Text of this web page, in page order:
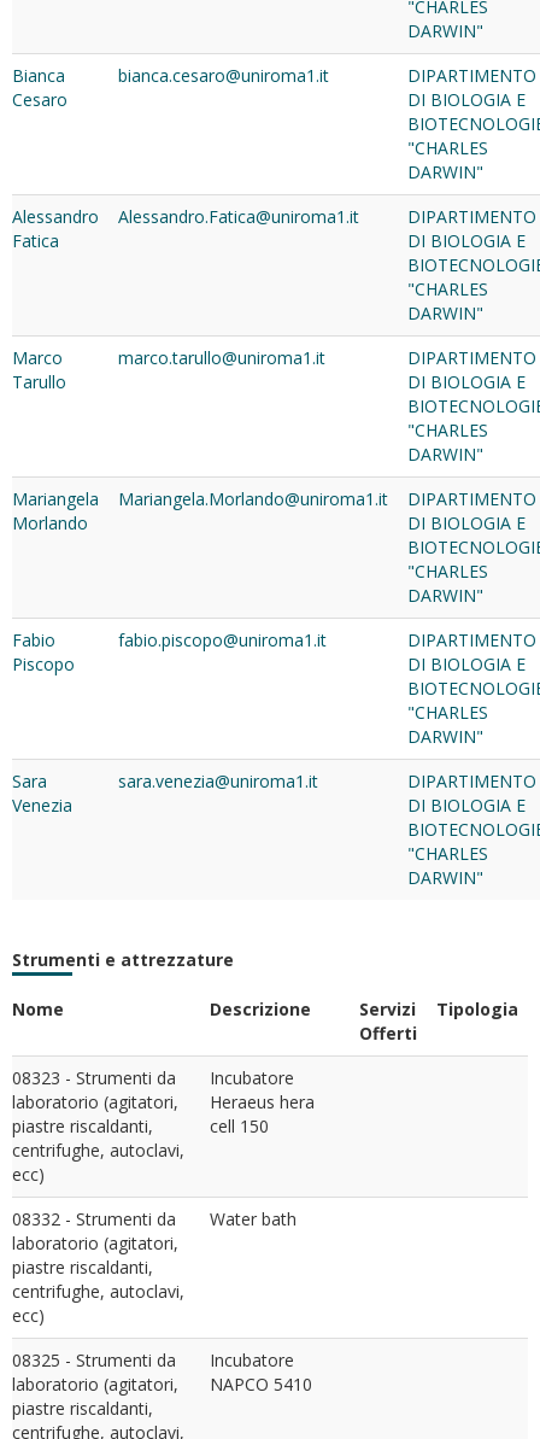
"CHARLES
DARWIN"
Bianca
Cesaro
bianca.cesaro@uniroma1.it
DIPARTIMENTO
DI BIOLOGIA E
"CHARLES
DARWIN"
Alessandro
Fatica
Alessandro.Fatica@uniroma1.it
DIPARTIMENTO
DI BIOLOGIA E
"CHARLES
DARWIN"
Marco
Tarullo
marco.tarullo@uniroma1.it
DIPARTIMENTO
DI BIOLOGIA E
"CHARLES
DARWIN"
Mariangela
Morlando
Mariangela.Morlando@uniroma1.it
DIPARTIMENTO
DI BIOLOGIA E
"CHARLES
DARWIN"
Fabio
Piscopo
fabio.piscopo@uniroma1.it
DIPARTIMENTO
DI BIOLOGIA E
"CHARLES
DARWIN"
Sara
Venezia
sara.venezia@uniroma1.it
DIPARTIMENTO
DI BIOLOGIA E
"CHARLES
DARWIN"
Strumenti e attrezzature
Nome Descrizione
Servizi
Offerti
Tipologia
08323 - Strumenti da
laboratorio (agitatori,
piastre riscaldanti,
centrifughe, autoclavi,
ecc)
Incubatore
Heraeus hera
cell 150
08332 - Strumenti da
laboratorio (agitatori,
piastre riscaldanti,
centrifughe, autoclavi,
ecc)
Water bath
08325 - Strumenti da
laboratorio (agitatori,
piastre riscaldanti,
centrifughe, autoclavi,
Incubatore
NAPCO 5410